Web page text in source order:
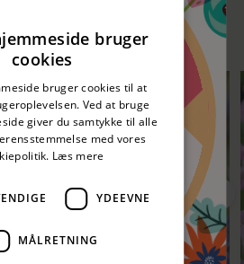
lide
LEVERES I SEPTEMBER 🌷
SPAR 10%
bruger
cookies
bruger cookies til at
Ved at bruge
giver du samtykke til alle
med vores
Læs mere
YDEEVNE
MÅLRETNING
Spar 5%
50 kr. rabat
nitte
nitte